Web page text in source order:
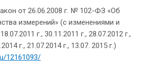
от 26.06.2008 г. № 102-ФЗ «Об
измерений» (с изменениями и
г., 30.11.2011 г., 28.07.2012 г.,
г., 21.07.2014 г., 13.07. 2015 г.)
12161093/